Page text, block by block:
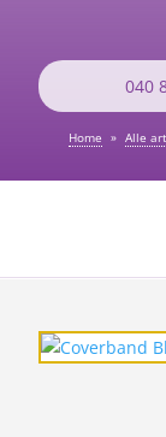
040
Home » Alle